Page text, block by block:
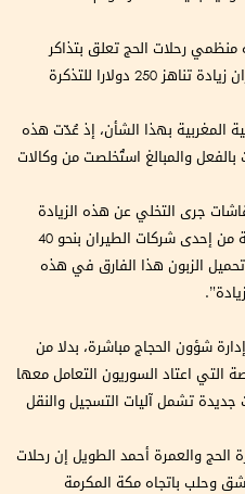
رحلات الحج تعلق بتذاكر
الطيران، إذ اقترحت بعض شركات الطيران زيادة تناهز 250 دولارا للتذكرة
المغربية بهذا الشأن، إذ عُدّت هذه
بالفعل والمبالغ استُخلصت من وكالات
جرى التخلي عن هذه الزيادة
الكبيرة، واقتصر الأمر على زيادة طفيفة من إحدى شركات الطيران بنحو 40
تحميل الزبون هذا الفارق في هذه
شؤون الحجاج مباشرة، بدلا من
التي اعتاد السوريون التعامل معها
جديدة تشمل آليات التسجيل والنقل
الحج والعمرة أحمد الطويل إن رحلات
وحلب باتجاه مكة المكرمة